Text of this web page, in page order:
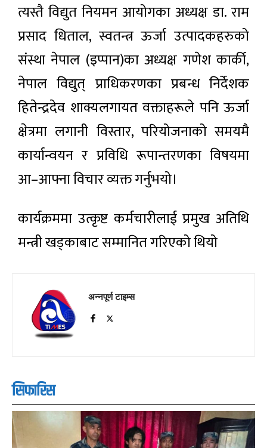
त्यस्तै विद्युत नियमन आयोगका अध्यक्ष डा. राम
प्रसाद धिताल, स्वतन्त्र ऊर्जा उत्पादकहरुको
संस्था नेपाल (इप्पान)का अध्यक्ष गणेश कार्की,
नेपाल विद्युत् प्राधिकरणका प्रबन्ध निर्देशक
हितेन्द्रदेव शाक्यलगायत वक्ताहरूले पनि ऊर्जा
क्षेत्रमा लगानी विस्तार, परियोजनाको समयमै
कार्यान्वयन र प्रविधि रूपान्तरणका विषयमा
आ–आफ्ना विचार व्यक्त गर्नुभयो।
कार्यक्रममा उत्कृष्ट कर्मचारीलाई प्रमुख अतिथि
मन्त्री खड्काबाट सम्मानित गरिएको थियो
अन्नपूर्ण टाइम्स
सिफारिस